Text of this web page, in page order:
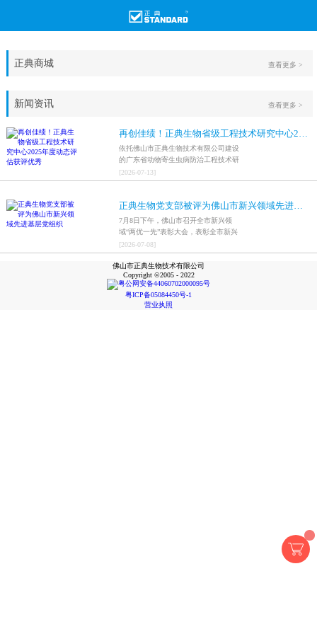
正典商城 查看更多 >
新闻资讯
再创佳绩！正典生物省级工程技术研究中心2025年度动态评估获评优秀
依托佛山市正典生物技术有限公司建设
的广东省动物寄生虫病防治工程技术研
究中心，在全省参评科研平台中综合表
现突出，成功获评最高评价等级“优
[2026-07-13]
正典生物党支部被评为佛山市新兴领域先进基层党组织
7月8日下午，佛山市召开全市新兴领
域“两优一先”表彰大会，表彰全市新兴
领域优秀共产党员、优秀党务工作者和
先进基层党组织，中共佛山市正典生物
技术有限公司支部委员会被评为佛山市
新兴领域先进基层党组织。
[2026-07-08]
查看更多 >
佛山市正典生物技术有限公司
Copyright ©2005 - 2022
粤公网安备44060702000095号
粤ICP备05084450号-1
营业执照